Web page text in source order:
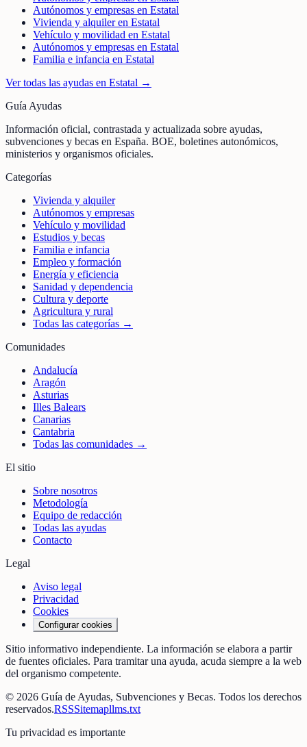
Autónomos y empresas en Estatal
Vivienda y alquiler en Estatal
Vehículo y movilidad en Estatal
Autónomos y empresas en Estatal
Familia e infancia en Estatal
Ver todas las ayudas en Estatal →
Guía Ayudas
Información oficial, contrastada y actualizada sobre ayudas,
subvenciones y becas en España. BOE, boletines autonómicos,
ministerios y organismos oficiales.
Categorías
Vivienda y alquiler
Autónomos y empresas
Vehículo y movilidad
Estudios y becas
Familia e infancia
Empleo y formación
Energía y eficiencia
Sanidad y dependencia
Cultura y deporte
Agricultura y rural
Todas las categorías →
Comunidades
Andalucía
Aragón
Asturias
Illes Balears
Canarias
Cantabria
Todas las comunidades →
El sitio
Sobre nosotros
Metodología
Equipo de redacción
Todas las ayudas
Contacto
Legal
Aviso legal
Privacidad
Cookies
Configurar cookies
Sitio informativo independiente. La información se elabora a partir
de fuentes oficiales. Para tramitar una ayuda, acuda siempre a la web
del organismo competente.
© 2026 Guía de Ayudas, Subvenciones y Becas. Todos los derechos
reservados.RSSSitemapllms.txt
Tu privacidad es importante